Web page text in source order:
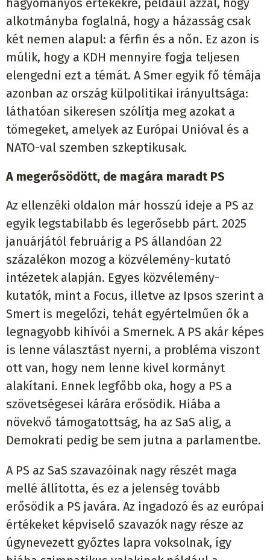
hagyományos értékekre, például azzal, hogy
alkotmányba foglalná, hogy a házasság csak
két nemen alapul: a férfin és a nőn. Ez azon is
múlik, hogy a KDH mennyire fogja teljesen
elengedni ezt a témát. A Smer egyik fő témája
azonban az ország külpolitikai irányultsága:
láthatóan sikeresen szólítja meg azokat a
tömegeket, amelyek az Európai Unióval és a
NATO-val szemben szkeptikusak.
A megerősödött, de magára maradt PS
Az ellenzéki oldalon már hosszú ideje a PS az
egyik legstabilabb és legerősebb párt. 2025
januárjától februárig a PS állandóan 22
százalékon mozog a közvélemény-kutató
intézetek alapján. Egyes közvélemény-
kutatók, mint a Focus, illetve az Ipsos szerint a
Smert is megelőzi, tehát egyértelműen ők a
legnagyobb kihívói a Smernek. A PS akár képes
is lenne választást nyerni, a probléma viszont
ott van, hogy nem lenne kivel kormányt
alakítani. Ennek legfőbb oka, hogy a PS a
szövetségesei kárára erősödik. Hiába a
növekvő támogatottság, ha az SaS alig, a
Demokrati pedig be sem jutna a parlamentbe.
A PS az SaS szavazóinak nagy részét maga
mellé állította, és ez a jelenség tovább
erősödik a PS javára. Az ingadozó és az európai
értékeket képviselő szavazók nagy része az
úgynevezett győztes lapra voksolnak, így